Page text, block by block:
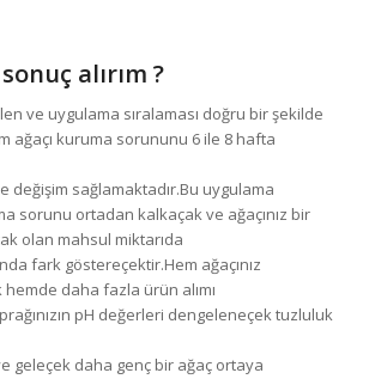
alırım ?
ve uygulama sıralaması doğru bir şekilde
ağaçı kuruma sorununu 6 ile 8 hafta
değişim sağlamaktadır.Bu uygulama
sorunu ortadan kalkaçak ve ağaçınız bir
olan mahsul miktarıda
fark göstereçektir.Hem ağaçınız
daha fazla ürün alımı
pH değerleri dengeleneçek tuzluluk
geleçek daha genç bir ağaç ortaya